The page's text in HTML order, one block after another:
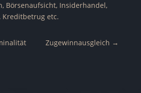
Börsenaufsicht, Insiderhandel,
Kreditbetrug etc.
Zugewinnausgleich →